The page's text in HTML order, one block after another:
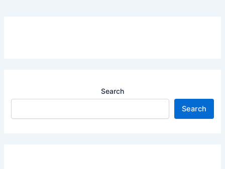
Search
Search